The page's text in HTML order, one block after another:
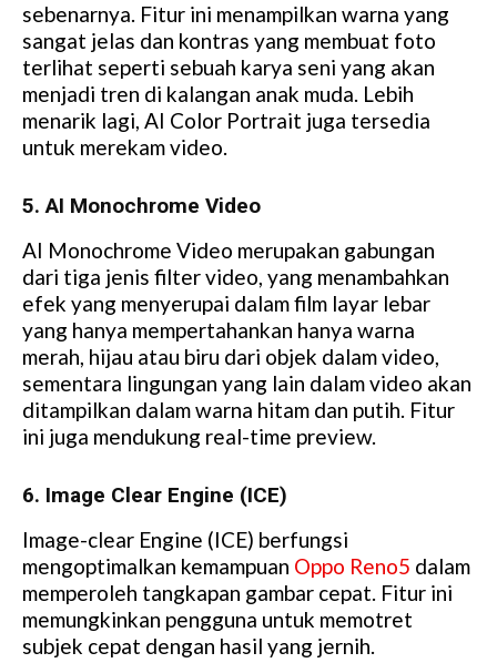
sebenarnya. Fitur ini menampilkan warna yang
sangat jelas dan kontras yang membuat foto
terlihat seperti sebuah karya seni yang akan
menjadi tren di kalangan anak muda. Lebih
menarik lagi, AI Color Portrait juga tersedia
untuk merekam video.
5. AI Monochrome Video
AI Monochrome Video merupakan gabungan
dari tiga jenis filter video, yang menambahkan
efek yang menyerupai dalam film layar lebar
yang hanya mempertahankan hanya warna
merah, hijau atau biru dari objek dalam video,
sementara lingungan yang lain dalam video akan
ditampilkan dalam warna hitam dan putih. Fitur
ini juga mendukung real-time preview.
6. Image Clear Engine (ICE)
Image-clear Engine (ICE) berfungsi
mengoptimalkan kemampuan Oppo Reno5 dalam
memperoleh tangkapan gambar cepat. Fitur ini
memungkinkan pengguna untuk memotret
subjek cepat dengan hasil yang jernih.